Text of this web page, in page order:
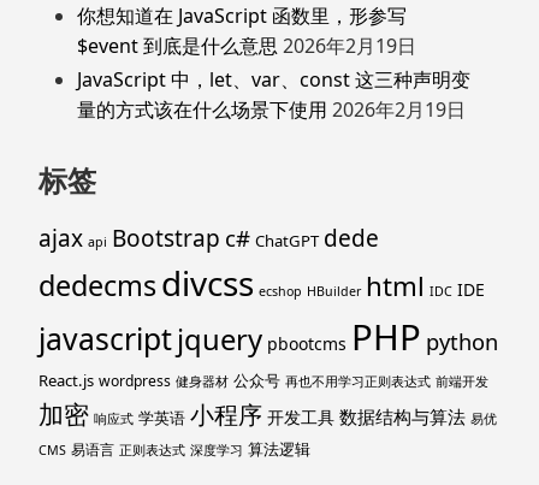
你想知道在 JavaScript 函数里，形参写
$event 到底是什么意思 2026年2月19日
JavaScript 中，let、var、const 这三种声明变
量的方式该在什么场景下使用 2026年2月19日
标签
ajax api Bootstrap c# ChatGPT dede
dedecmsdivcss ecshop HBuilder html IDC IDE
javascriptjquery pbootcms PHP python
React.js wordpress 健身器材 公众号 再也不用学习正则表达式 前端开发
加密 响应式 学英语 小程序 开发工具 数据结构与算法 易优
CMS 易语言 正则表达式 深度学习 算法逻辑